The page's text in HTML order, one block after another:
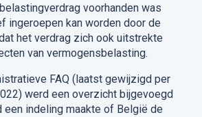
voorhanden was
ingeroepen kan worden door de
het verdrag zich ook uitstrekte
van vermogensbelasting.
FAQ (laatst gewijzigd per
werd een overzicht bijgevoegd
een indeling maakte of België de